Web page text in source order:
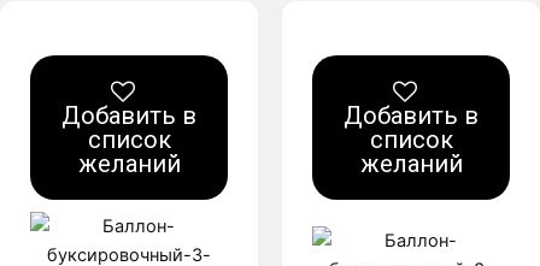
Добавить в
список
желаний
Добавить в
список
желаний